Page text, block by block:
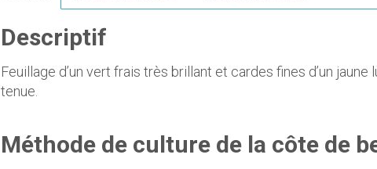
Descriptif
Feuillage d’un vert frais très brillant et cardes fines d’un
tenue.
Méthode de culture de la côte de